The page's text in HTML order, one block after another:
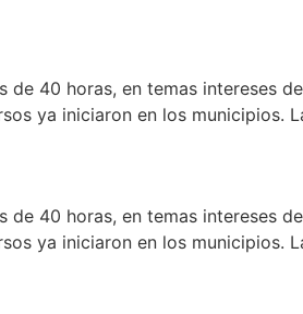
de 40 horas, en temas intereses
ya iniciaron en los municipios.
de 40 horas, en temas intereses
ya iniciaron en los municipios.